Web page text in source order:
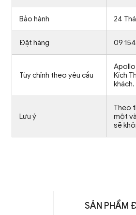
Bảo hành 24
Đặt hàng 09
Tùy chỉnh theo yêu cầu
Apollo
Kích
khách.
Lưu ý
Theo
một
sẽ
SẢN PHẨM